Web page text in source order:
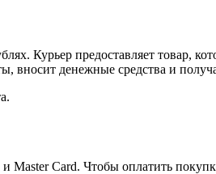
Курьер предоставляет товар,
вносит денежные средства и
Card. Чтобы оплатить